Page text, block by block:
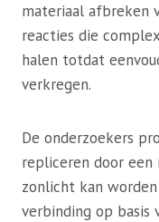
materiaal afbreken
reacties die
halen totdat
verkregen.
De onderzoekers
repliceren door
zonlicht kan
verbinding op